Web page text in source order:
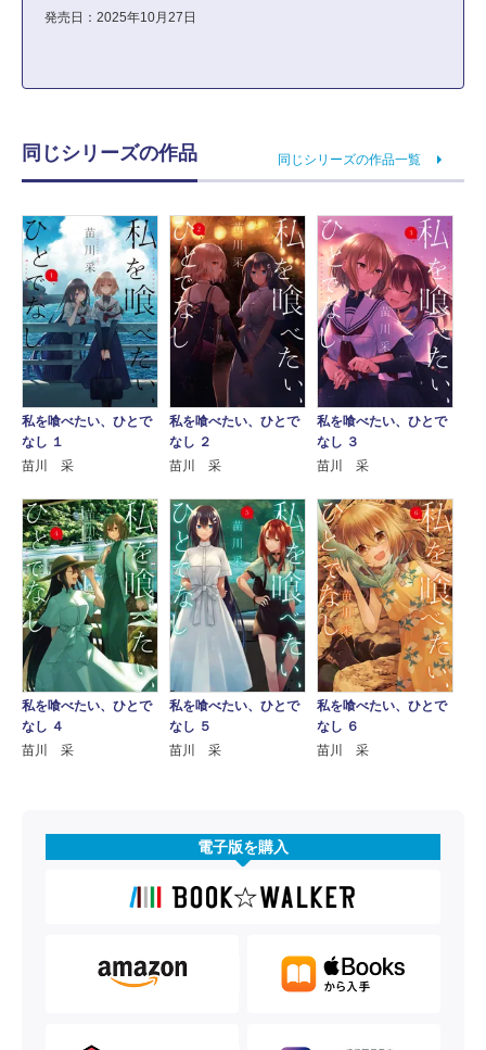
発売日：2025年10月27日
同じシリーズの作品 同じシリーズの作品一覧
私を喰べたい、ひとで
なし １
苗川 采
私を喰べたい、ひとで
なし ２
苗川 采
私を喰べたい、ひとで
なし ３
苗川 采
私を喰べたい、ひとで
なし ４
苗川 采
私を喰べたい、ひとで
なし ５
苗川 采
私を喰べたい、ひとで
なし ６
苗川 采
電子版を購入